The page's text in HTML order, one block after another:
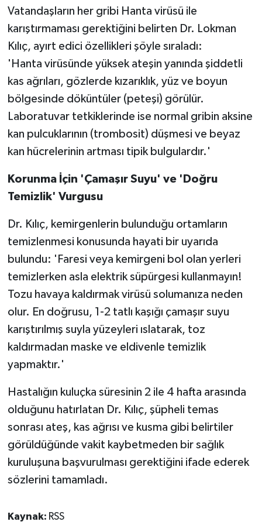
Vatandaşların her gribi Hanta virüsü ile
karıştırmaması gerektiğini belirten Dr. Lokman
Kılıç, ayırt edici özellikleri şöyle sıraladı:
'Hanta virüsünde yüksek ateşin yanında şiddetli
kas ağrıları, gözlerde kızarıklık, yüz ve boyun
bölgesinde döküntüler (peteşi) görülür.
Laboratuvar tetkiklerinde ise normal gribin aksine
kan pulcuklarının (trombosit) düşmesi ve beyaz
kan hücrelerinin artması tipik bulgulardır.'
Korunma İçin 'Çamaşır Suyu' ve 'Doğru
Temizlik' Vurgusu
Dr. Kılıç, kemirgenlerin bulunduğu ortamların
temizlenmesi konusunda hayati bir uyarıda
bulundu: 'Faresi veya kemirgeni bol olan yerleri
temizlerken asla elektrik süpürgesi kullanmayın!
Tozu havaya kaldırmak virüsü solumanıza neden
olur. En doğrusu, 1-2 tatlı kaşığı çamaşır suyu
karıştırılmış suyla yüzeyleri ıslatarak, toz
kaldırmadan maske ve eldivenle temizlik
yapmaktır.'
Hastalığın kuluçka süresinin 2 ile 4 hafta arasında
olduğunu hatırlatan Dr. Kılıç, şüpheli temas
sonrası ateş, kas ağrısı ve kusma gibi belirtiler
görüldüğünde vakit kaybetmeden bir sağlık
kuruluşuna başvurulması gerektiğini ifade ederek
sözlerini tamamladı.
Kaynak: RSS